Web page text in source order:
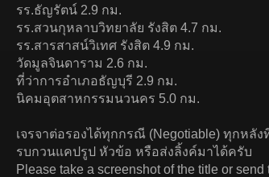
รร.ธัญรัตน์ 2.9 กม.
รร.สวนกุหลาบวิทยาลัย รังสิต 4.7 กม.
รร.สารสาสน์วิเทศ รังสิต 4.9 กม.
วัดมูลจินดาราม 2.6 กม.
ที่ว่าการอำเภอธัญบุรี 2.9 กม.
นิคมอุตสาหกรรมนวนคร 5.0 กม.
เจรจาต่อรองได้ทุกกรณี (Negotiable) ทุกหลั
รบกวนแคปรูป หัวข้อ หรือส่งลิ้งค์มาได้ครับ
Please take a screenshot of the title or send